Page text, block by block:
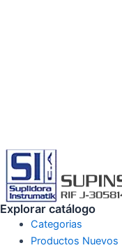
Explorar catálogo
Categorias
Productos Nuevos